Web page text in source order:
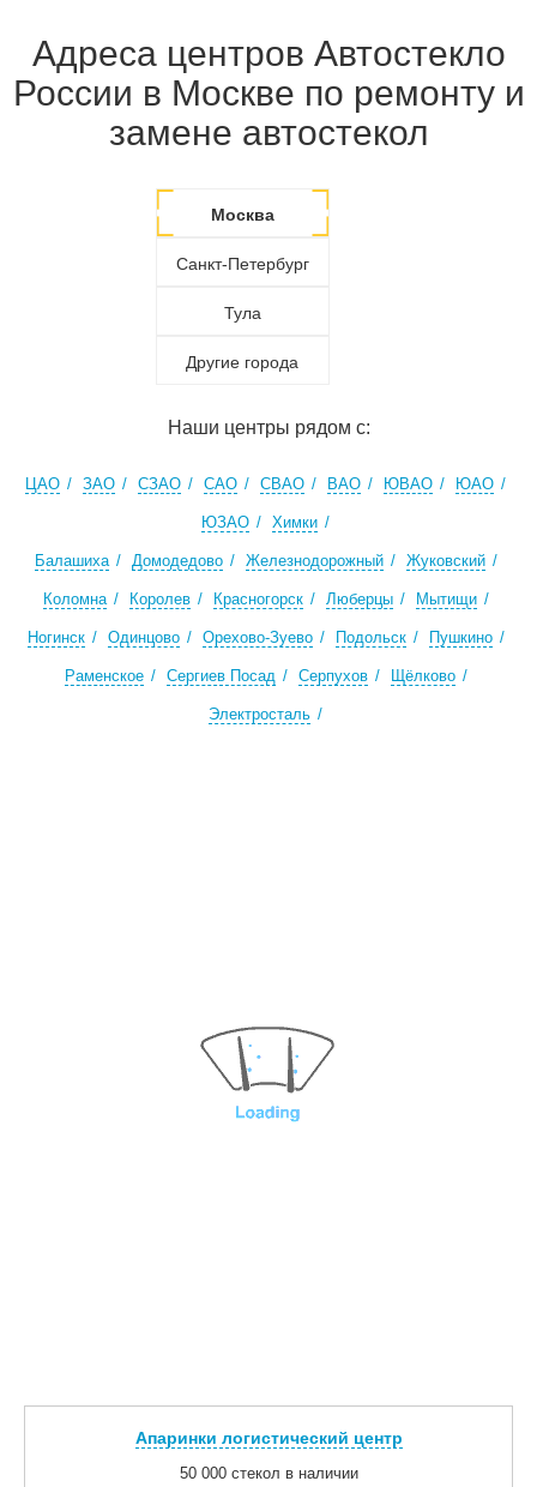
Адреса центров Автостекло
России в Москве по ремонту и
замене автостекол
Москва
Санкт-Петербург
Тула
Другие города
Наши центры рядом с:
ЦАО ЗАО СЗАО САО СВАО ВАО ЮВАО ЮАО
ЮЗАО Химки
Балашиха Домодедово Железнодорожный Жуковский
Коломна Королев Красногорск Люберцы Мытищи
Ногинск Одинцово Орехово-Зуево Подольск Пушкино
Раменское Сергиев Посад Серпухов Щёлково
Электросталь
Апаринки логистический центр
50 000 стекол в наличии